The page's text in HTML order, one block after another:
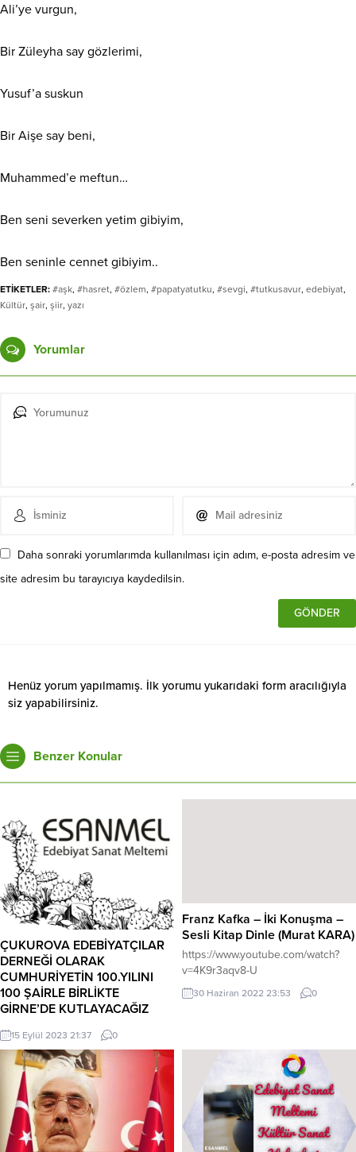
Ali’ye vurgun,
Bir Züleyha say gözlerimi,
Yusuf’a suskun
Bir Aişe say beni,
Muhammed’e meftun…
Ben seni severken yetim gibiyim,
Ben seninle cennet gibiyim..
ETİKETLER: #aşk, #hasret, #özlem, #papatyatutku, #sevgi, #tutkusavur, edebiyat,
Kültür, şair, şiir, yazı
Yorumlar
Daha sonraki yorumlarımda kullanılması için adım, e-posta adresim ve
site adresim bu tarayıcıya kaydedilsin.
Henüz yorum yapılmamış. İlk yorumu yukarıdaki form aracılığıyla
siz yapabilirsiniz.
Benzer Konular
ÇUKUROVA EDEBİYATÇILAR
DERNEĞİ OLARAK
CUMHURİYETİN 100.YILINI
100 ŞAİRLE BİRLİKTE
GİRNE’DE KUTLAYACAĞIZ
HALİSE TEKBAŞ ”ÇUKUROVA
EDEBİYATÇILAR DERNEĞİ OLARAK
CUMHURİYETİN 100.YILINI 100
ŞAİRLE BİRLİKTE GİRNE’DE
KUTLAYACAĞIZ.”
DEDİ8.Uluslararası Çukurova’da
Türk Dünyası Şiir ve Müzik Festivali
bu yıl 26-30 Ekim 2023 tarihlerinde
15 Eylül 2023 21:37 0
Franz Kafka – İki Konuşma –
Sesli Kitap Dinle (Murat KARA)
https://www.youtube.com/watch?
v=4K9r3aqv8-U
30 Haziran 2022 23:53 0